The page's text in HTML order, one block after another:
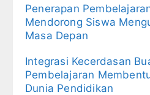
Penerapan
Mendorong Siswa
Masa Depan
Integrasi Kecerdasan
Pembelajaran
Dunia Pendidikan